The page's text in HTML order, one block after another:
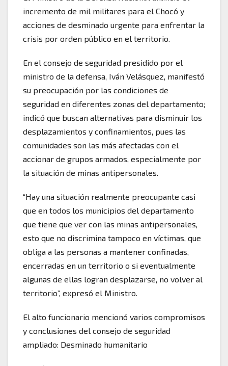
incremento de mil militares para el Chocó y
acciones de desminado urgente para enfrentar la
crisis por orden público en el territorio.
En el consejo de seguridad presidido por el
ministro de la defensa, Iván Velásquez, manifestó
su preocupación por las condiciones de
seguridad en diferentes zonas del departamento;
indicó que buscan alternativas para disminuir los
desplazamientos y confinamientos, pues las
comunidades son las más afectadas con el
accionar de grupos armados, especialmente por
la situación de minas antipersonales.
“Hay una situación realmente preocupante casi
que en todos los municipios del departamento
que tiene que ver con las minas antipersonales,
esto que no discrimina tampoco en víctimas, que
obliga a las personas a mantener confinadas,
encerradas en un territorio o si eventualmente
algunas de ellas logran desplazarse, no volver al
territorio”, expresó el Ministro.
El alto funcionario mencionó varios compromisos
y conclusiones del consejo de seguridad
ampliado: Desminado humanitario